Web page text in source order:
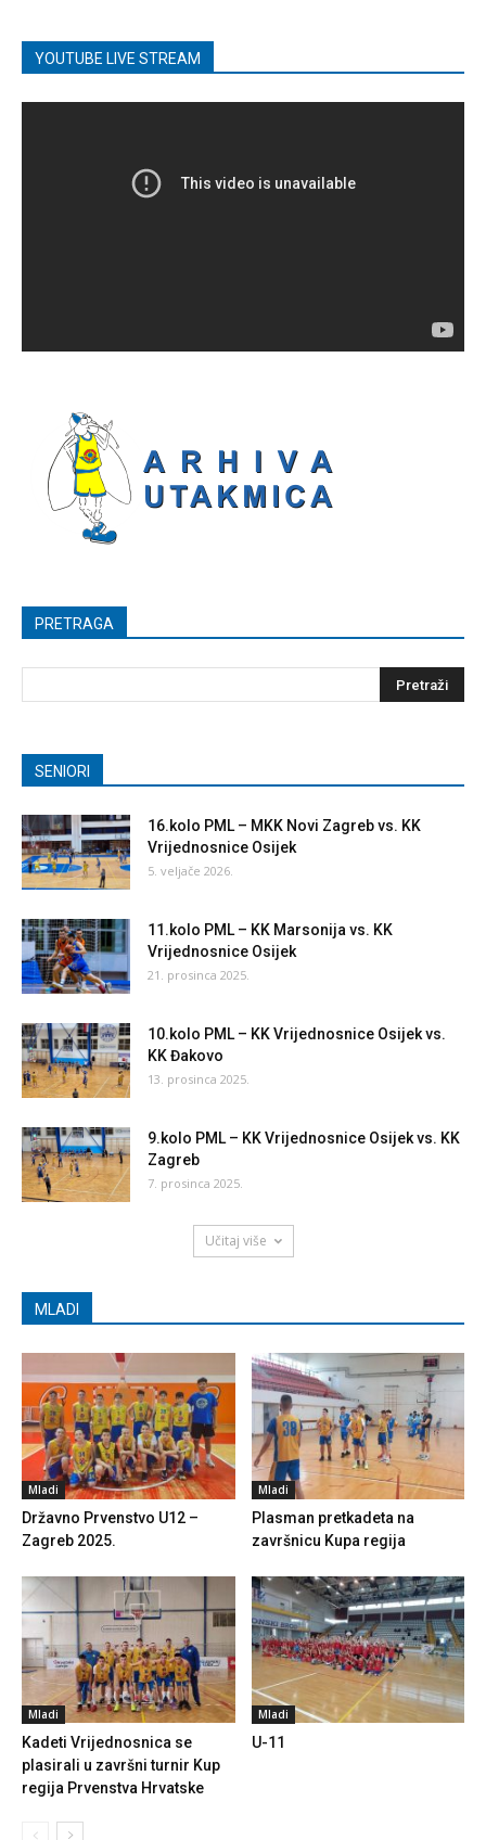
YOUTUBE LIVE STREAM
PRETRAGA
SENIORI
16.kolo PML – MKK Novi Zagreb vs. KK
Vrijednosnice Osijek
5. veljače 2026.
11.kolo PML – KK Marsonija vs. KK
Vrijednosnice Osijek
21. prosinca 2025.
10.kolo PML – KK Vrijednosnice Osijek vs.
KK Đakovo
13. prosinca 2025.
9.kolo PML – KK Vrijednosnice Osijek vs. KK
Zagreb
7. prosinca 2025.
Učitaj više
MLADI
Mladi
Državno Prvenstvo U12 –
Zagreb 2025.
Mladi
Plasman pretkadeta na
završnicu Kupa regija
Mladi
Kadeti Vrijednosnica se
plasirali u završni turnir Kup
regija Prvenstva Hrvatske
Mladi
U-11